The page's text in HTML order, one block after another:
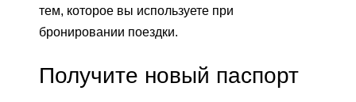
тем, которое вы используете при
бронировании поездки.
Получите новый паспорт